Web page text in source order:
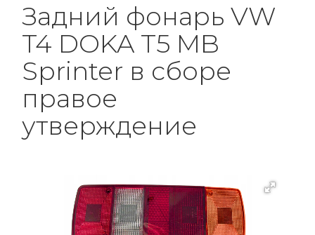
Задний фонарь VW
T4 DOKA T5 MB
Sprinter в сборе
правое
утверждение